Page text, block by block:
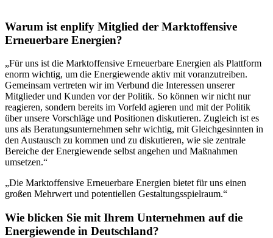
Warum ist enplify Mitglied der Marktoffensive
Erneuerbare Energien?
„Für uns ist die Marktoffensive Erneuerbare Energien als Plattform
enorm wichtig, um die Energiewende aktiv mit voranzutreiben.
Gemeinsam vertreten wir im Verbund die Interessen unserer
Mitglieder und Kunden vor der Politik. So können wir nicht nur
reagieren, sondern bereits im Vorfeld agieren und mit der Politik
über unsere Vorschläge und Positionen diskutieren. Zugleich ist es
uns als Beratungsunternehmen sehr wichtig, mit Gleichgesinnten in
den Austausch zu kommen und zu diskutieren, wie sie zentrale
Bereiche der Energiewende selbst angehen und Maßnahmen
umsetzen.“
„Die Marktoffensive Erneuerbare Energien bietet für uns einen
großen Mehrwert und potentiellen Gestaltungsspielraum.“
Wie blicken Sie mit Ihrem Unternehmen auf die
Energiewende in Deutschland?